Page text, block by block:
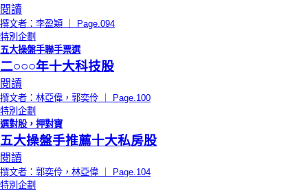
閱讀
撰文者：李盈穎 ｜ Page.094
特別企劃
五大操盤手聯手票選
二○○○年十大科技股
閱讀
撰文者：林亞偉，郭奕伶 ｜ Page.100
特別企劃
選對股，押對寶
五大操盤手推薦十大私房股
閱讀
撰文者：郭奕伶，林亞偉 ｜ Page.104
特別企劃